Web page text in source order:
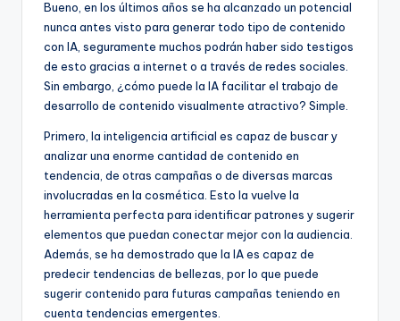
Bueno, en los últimos años se ha alcanzado un potencial
nunca antes visto para generar todo tipo de contenido
con IA, seguramente muchos podrán haber sido testigos
de esto gracias a internet o a través de redes sociales.
Sin embargo, ¿cómo puede la IA facilitar el trabajo de
desarrollo de contenido visualmente atractivo? Simple.
Primero, la inteligencia artificial es capaz de buscar y
analizar una enorme cantidad de contenido en
tendencia, de otras campañas o de diversas marcas
involucradas en la cosmética. Esto la vuelve la
herramienta perfecta para identificar patrones y sugerir
elementos que puedan conectar mejor con la audiencia.
Además, se ha demostrado que la IA es capaz de
predecir tendencias de bellezas, por lo que puede
sugerir contenido para futuras campañas teniendo en
cuenta tendencias emergentes.